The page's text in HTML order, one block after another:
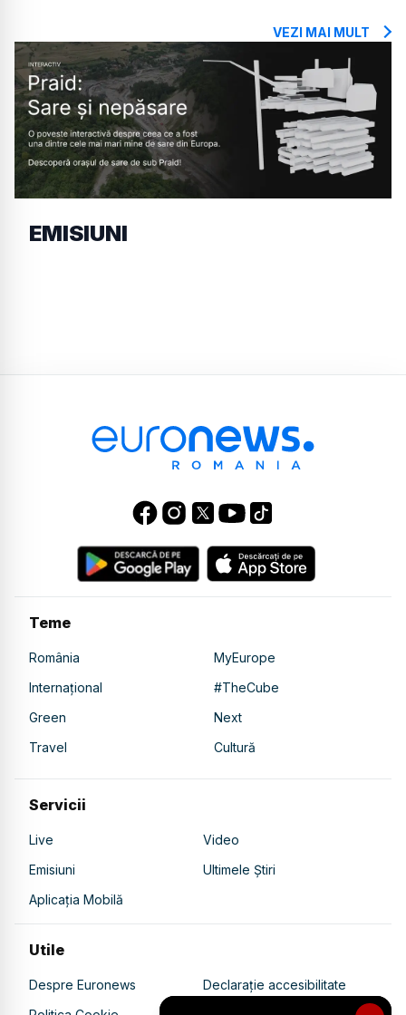
VEZI MAI MULT
EMISIUNI
Teme
România
MyEurope
Internațional
#TheCube
Green
Next
Travel
Cultură
Servicii
Live
Video
Emisiuni
Ultimele Știri
Aplicația Mobilă
Utile
Despre Euronews
Declarație accesibilitate